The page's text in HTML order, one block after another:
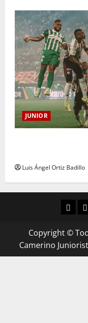
JUNIOR
Luis Ángel Ortiz Badillo
Copyright ©
Camerino